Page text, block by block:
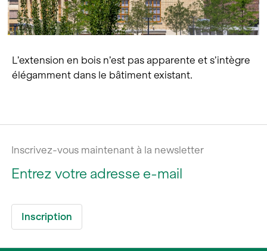
L’extension en bois n’est pas apparente et s’intègre
élégamment dans le bâtiment existant.
Inscrivez-vous maintenant à la newsletter